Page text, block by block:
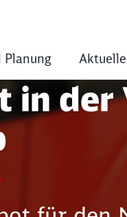
Planung
der